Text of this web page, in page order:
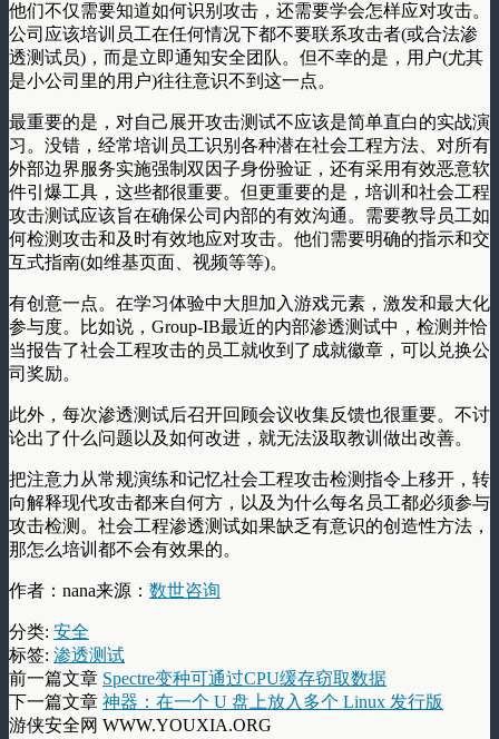
他们不仅需要知道如何识别攻击，还需要学会怎样应对攻击。
公司应该培训员工在任何情况下都不要联系攻击者(或合法渗
透测试员)，而是立即通知安全团队。但不幸的是，用户(尤其
是小公司里的用户)往往意识不到这一点。
最重要的是，对自己展开攻击测试不应该是简单直白的实战演
习。没错，经常培训员工识别各种潜在社会工程方法、对所有
外部边界服务实施强制双因子身份验证，还有采用有效恶意软
件引爆工具，这些都很重要。但更重要的是，培训和社会工程
攻击测试应该旨在确保公司内部的有效沟通。需要教导员工如
何检测攻击和及时有效地应对攻击。他们需要明确的指示和交
互式指南(如维基页面、视频等等)。
有创意一点。在学习体验中大胆加入游戏元素，激发和最大化
参与度。比如说，Group-IB最近的内部渗透测试中，检测并恰
当报告了社会工程攻击的员工就收到了成就徽章，可以兑换公
司奖励。
此外，每次渗透测试后召开回顾会议收集反馈也很重要。不讨
论出了什么问题以及如何改进，就无法汲取教训做出改善。
把注意力从常规演练和记忆社会工程攻击检测指令上移开，转
向解释现代攻击都来自何方，以及为什么每名员工都必须参与
攻击检测。社会工程渗透测试如果缺乏有意识的创造性方法，
那怎么培训都不会有效果的。
作者：nana来源： 数世咨询
分类: 安全
标签: 渗透测试
前一篇文章 Spectre变种可通过CPU缓存窃取数据
下一篇文章 神器：在一个 U 盘上放入多个 Linux 发行版
游侠安全网 WWW.YOUXIA.ORG